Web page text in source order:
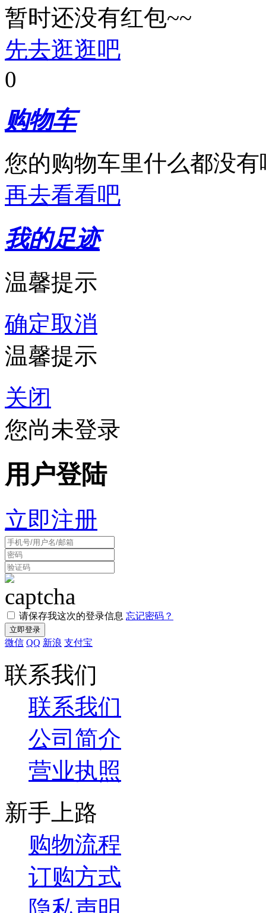
暂时还没有红包~~
先去逛逛吧
0
购物车
您的购物车里什么都没有
再去看看吧
我的足迹
温馨提示
确定取消
温馨提示
关闭
您尚未登录
用户登陆
立即注册
请保存我这次的登录信息 忘记密码？
微信 QQ 新浪 支付宝
联系我们
联系我们
公司简介
营业执照
新手上路
购物流程
订购方式